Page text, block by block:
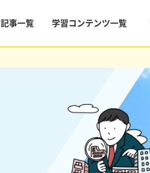
記事一覧 学習コンテンツ一覧